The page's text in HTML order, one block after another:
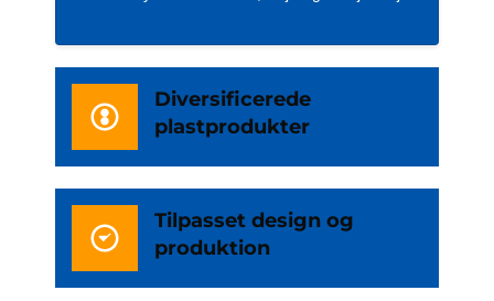
Diversificerede
plastprodukter
Tilpasset design og
produktion